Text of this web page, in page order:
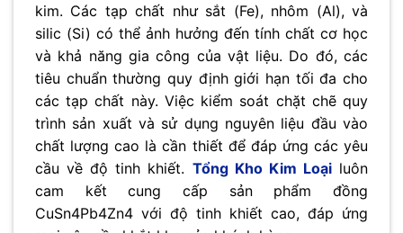
kim. Các tạp chất như sắt (Fe), nhôm (Al), và
silic (Si) có thể ảnh hưởng đến tính chất cơ học
và khả năng gia công của vật liệu. Do đó, các
tiêu chuẩn thường quy định giới hạn tối đa cho
các tạp chất này. Việc kiểm soát chặt chẽ quy
trình sản xuất và sử dụng nguyên liệu đầu vào
chất lượng cao là cần thiết để đáp ứng các yêu
cầu về độ tinh khiết. Tổng Kho Kim Loạiluôn
cam kết cung cấp sản phẩm đồng
CuSn4Pb4Zn4 với độ tinh khiết cao, đáp ứng